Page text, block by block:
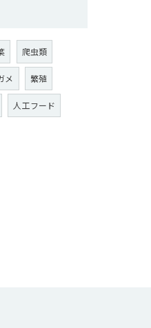
爬虫類
メ 繁殖
人工フード